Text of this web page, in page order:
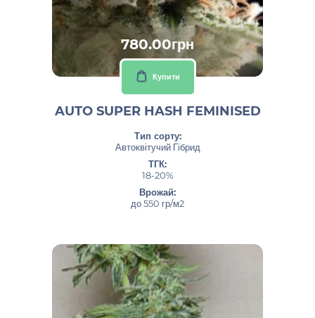
780.00грн
Купити
AUTO SUPER HASH FEMINISED
Тип сорту:
Автоквітучий Гібрид
ТГК:
18-20%
Врожай:
до 550 гр/м2